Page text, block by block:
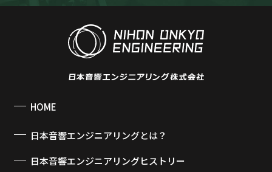
HOME
日本音響エンジニアリングとは？
日本音響エンジニアリングヒストリー